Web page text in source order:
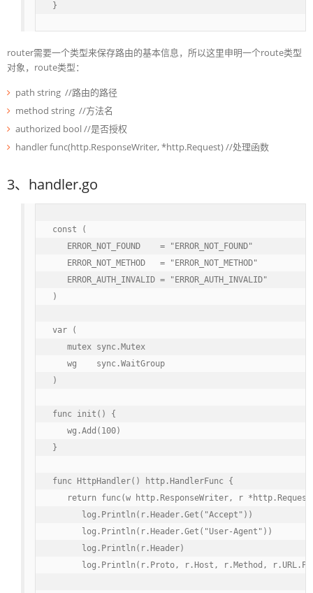
}
router需要一个类型来保存路由的基本信息，所以这里申明一个route类型
对象，route类型：
path string //路由的路径
method string //方法名
authorized bool //是否授权
handler func(http.ResponseWriter, *http.Request) //处理函数
3、handler.go
const (
   ERROR_NOT_FOUND    = "ERROR_NOT_FOUND"
   ERROR_NOT_METHOD   = "ERROR_NOT_METHOD"
   ERROR_AUTH_INVALID = "ERROR_AUTH_INVALID"
)
var (
   mutex sync.Mutex
   wg    sync.WaitGroup
)
func init() {
   wg.Add(100)
}
func HttpHandler() http.HandlerFunc {
return func(w http.ResponseWriter, r
      log.Println(r.Header.Get("Accept"))
      log.Println(r.Header.Get("User-Agent"))
      log.Println(r.Header)
log.Println(r.Proto, r.Host, r.Method,